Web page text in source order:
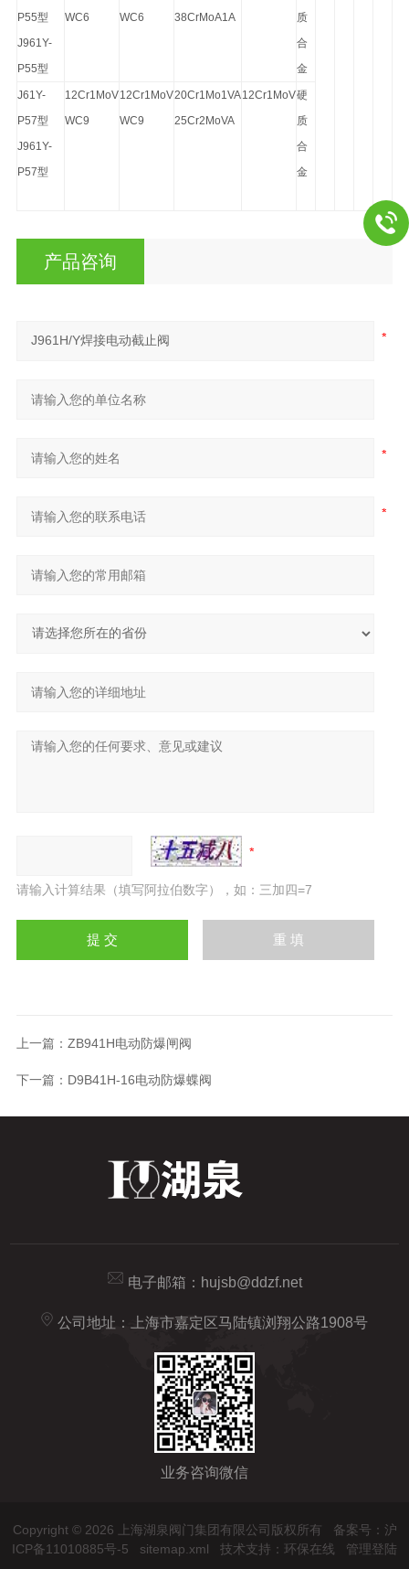
P55型
J961Y-
P55型
WC6
WC6
38CrMoA1A
质
合
金
J61Y-
P57型
J961Y-
P57型
12Cr1MoV
WC9
12Cr1MoV
WC9
20Cr1Mo1VA
25Cr2MoVA
12Cr1MoV硬
质
合
金
产品咨询
请输入计算结果（填写阿拉伯数字），如：三加四=7
上一篇： ZB941H电动防爆闸阀
下一篇： D9B41H-16电动防爆蝶阀
电子邮箱： hujsb@ddzf.net
公司地址：上海市嘉定区马陆镇浏翔公路1908号
业务咨询微信
Copyright © 2026 上海湖泉阀门集团有限公司版权所有 备案号：沪
ICP备11010885号-5
sitemap.xml 技术支持： 环保在线 管理登陆